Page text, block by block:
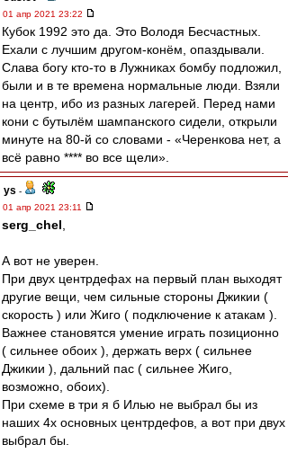
01 апр 2021 23:22
Кубок 1992 это да. Это Володя Бесчастных.
Ехали с лучшим другом-конём, опаздывали.
Слава богу кто-то в Лужниках бомбу подложил,
были и в те времена нормальные люди. Взяли
на центр, ибо из разных лагерей. Перед нами
кони с бутылём шампанского сидели, открыли
минуте на 80-й со словами - «Черенкова нет, а
всё равно **** во все щели».
ys -
01 апр 2021 23:11
serg_chel
А вот не уверен.
При двух центрдефах на первый план выходят
другие вещи, чем сильные стороны Джикии (
скорость ) или Жиго ( подключение к атакам ).
Важнее становятся умение играть позиционно
( сильнее обоих ), держать верх ( сильнее
Джикии ), дальний пас ( сильнее Жиго,
возможно, обоих).
При схеме в три я б Илью не выбрал бы из
наших 4х основных центрдефов, а вот при двух
выбрал бы.